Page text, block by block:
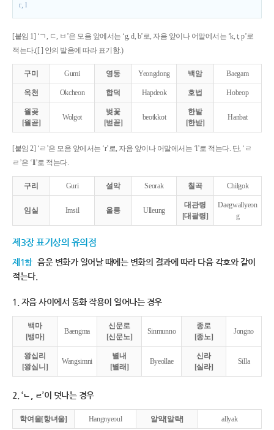
r, l
[붙임 1] ‘ㄱ, ㄷ, ㅂ’은 모음 앞에서는 ‘g, d, b’로, 자음 앞이나 어말에서는 ‘k, t, p’로
적는다.([ ] 안의 발음에 따라 표기함.)
구미 Gumi 영동 Yeongdong 백암 Baegam
옥천 Okcheon 합덕 Hapdeok 호법 Hobeop
월곶
[월곧]
Wolgot
벚꽃
[벋꼳]
beotkkot
한밭
[한받]
Hanbat
[붙임 2] ‘ㄹ’은 모음 앞에서는 ‘r’로, 자음 앞이나 어말에서는 ‘l’로 적는다. 단, ‘ㄹ
ㄹ’은 ‘ll’로 적는다.
구리 Guri 설악 Seorak 칠곡 Chilgok
임실 Imsil 울릉 Ulleung
대관령
[대괄령]
Daegwallyeon
g
제3장 표기상의 유의점
제1항 음운 변화가 일어날 때에는 변화의 결과에 따라 다음 각호와 같이
적는다.
1. 자음 사이에서 동화 작용이 일어나는 경우
백마
[뱅마]
Baengma
신문로
[신문노]
Sinmunno
종로
[종노]
Jongno
왕십리
[왕심니]
Wangsimni
별내
[별래]
Byeollae
신라
[실라]
Silla
2. ‘ㄴ, ㄹ’이 덧나는 경우
학여울[항녀울] Hangnyeoul 알약[알략] allyak